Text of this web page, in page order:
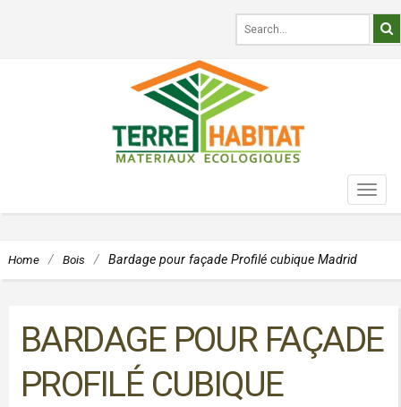
Home / Bois / Bardage pour façade Profilé cubique Madrid
BARDAGE POUR FAÇADE
PROFILÉ CUBIQUE